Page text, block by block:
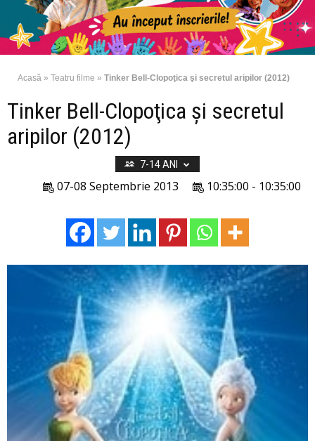
Acasă » Teatru filme » Tinker Bell-Clopoţica şi secretul aripilor (2012)
Tinker Bell-Clopoţica şi secretul
aripilor (2012)
7-14 ANI
10:35:00 - 10:35:00
07-08 Septembrie 2013